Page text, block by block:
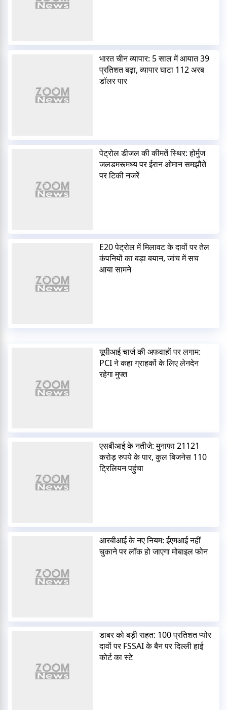
भारत चीन व्यापार: 5 साल में आयात 39
प्रतिशत बढ़ा, व्यापार घाटा 112 अरब
डॉलर पार
पेट्रोल डीजल की कीमतें स्थिर: होर्मुज
जलडमरूमध्य पर ईरान ओमान समझौते
पर टिकी नजरें
E20 पेट्रोल में मिलावट के दावों पर तेल
कंपनियों का बड़ा बयान, जांच में सच
आया सामने
यूपीआई चार्ज की अफवाहों पर लगाम:
PCI ने कहा ग्राहकों के लिए लेनदेन
रहेगा मुफ्त
एसबीआई के नतीजे: मुनाफा 21121
करोड़ रुपये के पार, कुल बिजनेस 110
ट्रिलियन पहुंचा
आरबीआई के नए नियम: ईएमआई नहीं
चुकाने पर लॉक हो जाएगा मोबाइल फोन
डाबर को बड़ी राहत: 100 प्रतिशत प्योर
दावों पर FSSAI के बैन पर दिल्ली हाई
कोर्ट का स्टे